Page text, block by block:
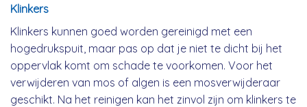
Klinkers
Klinkers kunnen goed worden gereinigd met een
hogedrukspuit, maar pas op dat je niet te dicht bij het
oppervlak komt om schade te voorkomen. Voor het
verwijderen van mos of algen is een mosverwijderaar
geschikt. Na het reinigen kan het zinvol zijn om klinkers te